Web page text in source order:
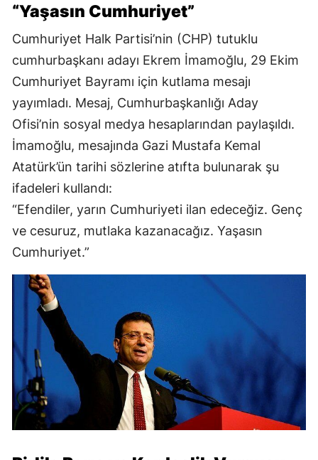
“Yaşasın Cumhuriyet”
Cumhuriyet Halk Partisi’nin (CHP) tutuklu
cumhurbaşkanı adayı Ekrem İmamoğlu, 29 Ekim
Cumhuriyet Bayramı için kutlama mesajı
yayımladı. Mesaj, Cumhurbaşkanlığı Aday
Ofisi’nin sosyal medya hesaplarından paylaşıldı.
İmamoğlu, mesajında Gazi Mustafa Kemal
Atatürk’ün tarihi sözlerine atıfta bulunarak şu
ifadeleri kullandı:
“Efendiler, yarın Cumhuriyeti ilan edeceğiz. Genç
ve cesuruz, mutlaka kazanacağız. Yaşasın
Cumhuriyet.”